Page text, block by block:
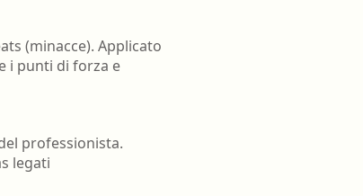
(minacce). Applicato
i punti di forza e
professionista.
legati